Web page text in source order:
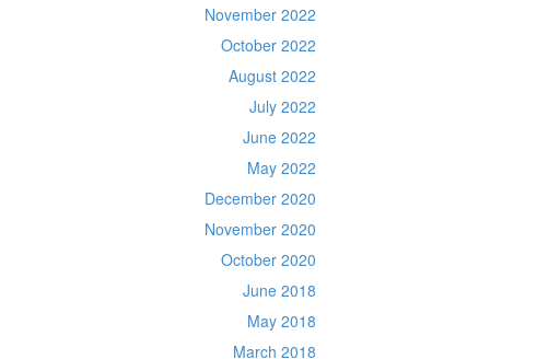
November 2022
October 2022
August 2022
July 2022
June 2022
May 2022
December 2020
November 2020
October 2020
June 2018
May 2018
March 2018